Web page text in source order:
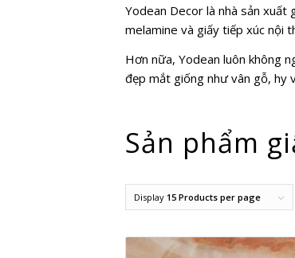
Yodean Decor là nhà sản xuất
melamine và giấy tiếp xúc nội
Hơn nữa, Yodean luôn không
đẹp mắt giống như vân gỗ, hy
Sản phẩm
Display 15 Products per page